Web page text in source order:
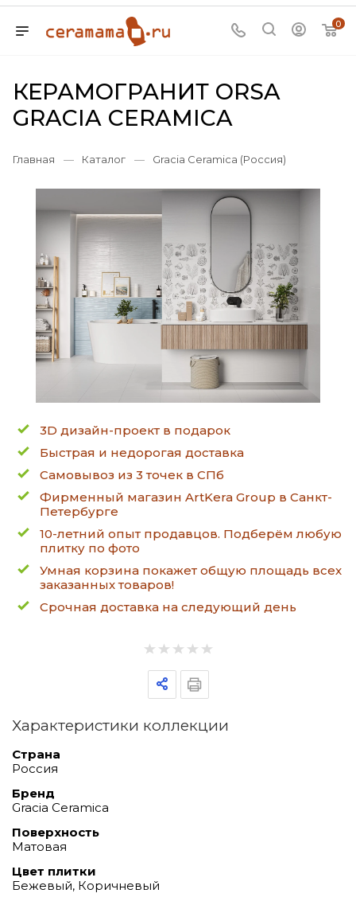
0
КЕРАМОГРАНИТ ORSA
GRACIA CERAMICA
Главная — Каталог — Gracia Ceramica (Россия)
3D дизайн-проект в подарок
Быстрая и недорогая доставка
Самовывоз из 3 точек в СПб
Фирменный магазин ArtKera Group в Санкт-
Петербурге
10-летний опыт продавцов. Подберём любую
плитку по фото
Умная корзина покажет общую площадь всех
заказанных товаров!
Срочная доставка на следующий день
Характеристики коллекции
Страна
Россия
Бренд
Gracia Ceramica
Поверхность
Матовая
Цвет плитки
Бежевый, Коричневый